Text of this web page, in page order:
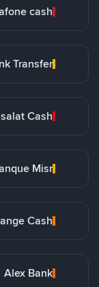
cash
Transfer
Cash
Misr
Cash
Alex Bank